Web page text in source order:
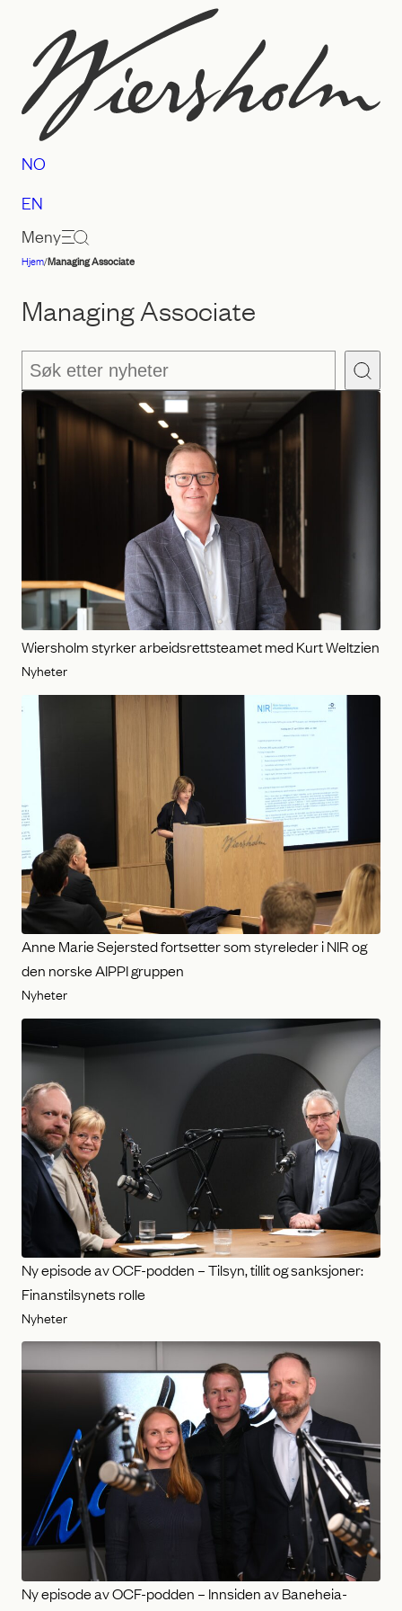
innhold
Advokatfirmaet
Wiersholm
NO
EN
Meny
Hjem/Managing Associate
Managing Associate
Søk
Wiersholm styrker arbeidsrettsteamet med Kurt Weltzien
Nyheter
Anne Marie Sejersted fortsetter som styreleder i NIR og
den norske AIPPI gruppen
Nyheter
Ny episode av OCF-podden – Tilsyn, tillit og sanksjoner:
Finanstilsynets rolle
Nyheter
Ny episode av OCF-podden – Innsiden av Baneheia-